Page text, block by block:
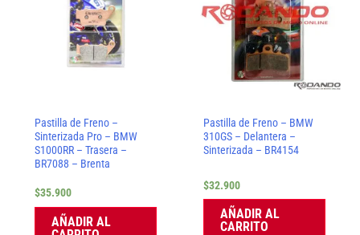
Pastilla de Freno –
Sinterizada Pro – BMW
S1000RR – Trasera –
BR7088 – Brenta
$35.900
AÑADIR AL
Pastilla de Freno – BMW
310GS – Delantera –
Sinterizada – BR4154
$32.900
AÑADIR AL
CARRITO